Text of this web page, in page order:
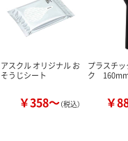
アスクル オリジナル お
そうじシート
￥358～（税込）
プラスチ
ク
￥